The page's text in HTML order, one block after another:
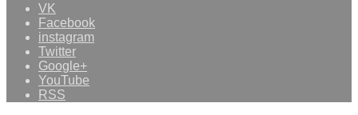
VK
Facebook
instagram
Twitter
Google+
YouTube
RSS